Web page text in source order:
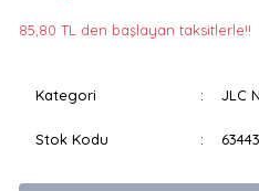
85,80 TL den başlayan taksitlerle!!
Kategori JLC
Stok Kodu